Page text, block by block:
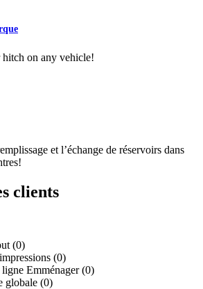
on any vehicle!
et l’échange de réservoirs dans
clients
(0)
(0)
ligne Emménager (0)
globale (0)